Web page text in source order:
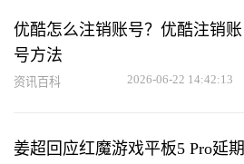
优酷怎么注销账号？优酷注销账
号方法
资讯百科 2026-06-22 14:42:13
姜超回应红魔游戏平板5 Pro延期